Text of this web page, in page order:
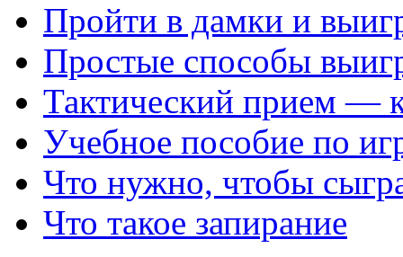
Пройти в дамки и
Простые способы
Тактический прием —
Учебное пособие по
Что нужно, чтобы
Что такое запирание